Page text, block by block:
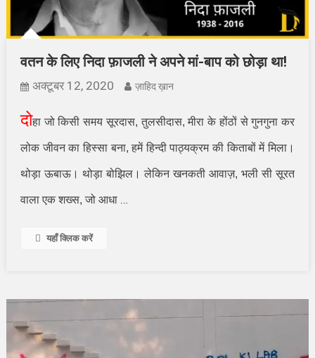
वतन के लिए निदा फ़ाजली ने अपने मां-बाप को छोड़ा था!
अक्टूबर 12, 2020 ज़ाहिद ख़ान
दोहा जो किसी समय सूरदास,तुलसीदास,मीरा के होंठों से गुनगुना कर
लोक जीवन का हिस्सा बना,हमें हिन्दी पाठ्यक्रम की किताबों में मिला।
थोड़ा ऊबाऊ। थोड़ा बोझिल। लेकिन खनकती आवाज़,भली सी सूरत
वाला एक शख्स,जो आधा …
यहाँ क्लिक करें